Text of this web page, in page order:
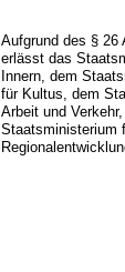
Aufgrund des §
erlässt das
Innern, dem
für Kultus, dem
Arbeit und
Staatsministerium